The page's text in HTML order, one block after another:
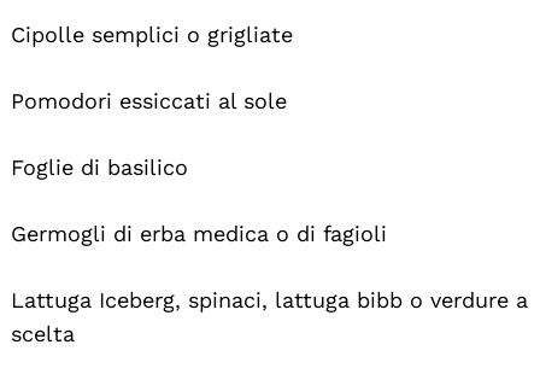
Cipolle semplici o grigliate
Pomodori essiccati al sole
Foglie di basilico
Germogli di erba medica o di fagioli
Lattuga Iceberg, spinaci, lattuga bibb o verdure a
scelta